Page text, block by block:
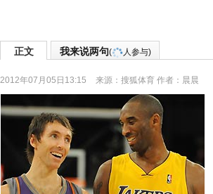
正文 我来说两句( 人参与)
2012年07月05日13:15 来源： 搜狐体育 作者：晨晨